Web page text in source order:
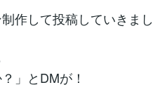
作して投稿していきまし
」とDMが！